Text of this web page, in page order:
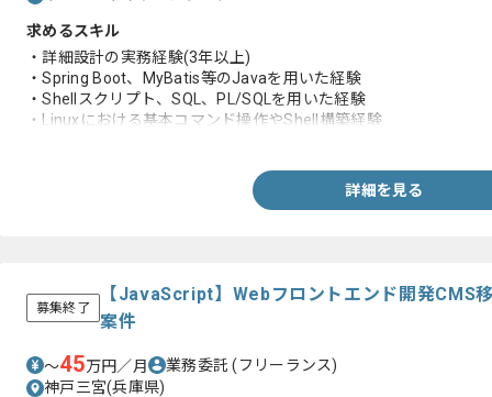
求めるスキル
・詳細設計の実務経験(3年以上)
・Spring Boot、MyBatis等のJavaを用いた経験
・Shellスクリプト、SQL、PL/SQLを用いた経験
・Linuxにおける基本コマンド操作やShell構築経験
詳細を見る
募集終了
【JavaScript】Webフロントエンド開発CMS
案件
〜45万円／月 業務委託(フリーランス)
神戸三宮(兵庫県)